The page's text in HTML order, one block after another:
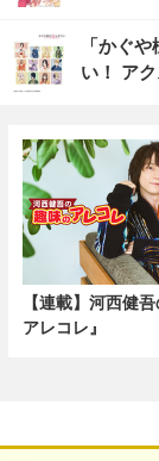
「かぐ
い！ ア
【連載】河西健
アレコレ』